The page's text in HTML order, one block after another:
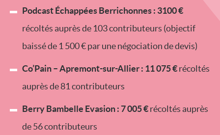
Podcast Échappées Berrichonnes : 3100 €
récoltés auprès de 103 contributeurs (objectif
baissé de 1 500 € par une négociation de devis)
Co’Pain – Apremont-sur-Allier : 11 075 €récoltés
auprès de 81 contributeurs
Berry Bambelle Evasion : 7 005 €récoltés auprès
de 56 contributeurs